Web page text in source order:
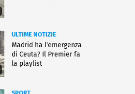
ULTIME NOTIZIE
Madrid ha l'emergenza
di Ceuta? Il Premier fa
la playlist